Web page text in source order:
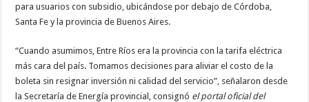
para usuarios con subsidio, ubicándose por debajo de Córdoba,
Santa Fe y la provincia de Buenos Aires.
“Cuando asumimos, Entre Ríos era la provincia con la tarifa eléctrica
más cara del país. Tomamos decisiones para aliviar el costo de la
boleta sin resignar inversión ni calidad del servicio”, señalaron desde
la Secretaría de Energía provincial, consignó el portal oficial del